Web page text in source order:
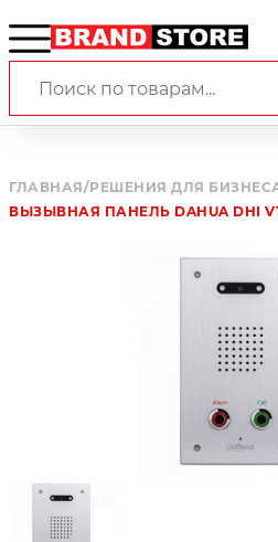
ГЛАВНАЯ/РЕШЕНИЯ ДЛЯ
ВЫЗЫВНАЯ ПАНЕЛЬ DAHUA DHI